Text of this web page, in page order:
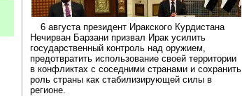
6 августа президент Иракского Курдистана
Нечирван Барзани призвал Ирак усилить
государственный контроль над оружием,
предотвратить использование своей территории
в конфликтах с соседними странами и сохранить
роль страны как стабилизирующей силы в
регионе.